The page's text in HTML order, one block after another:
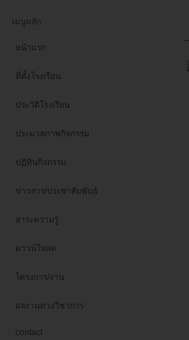
เมนูหลัก
หน้าแรก
ที่ตั้งโรงเรียน
ประวัติโรงเรียน
ประมวลภาพกิจกรรม
ปฏิทินกิจกรรม
ข่าวสาร/ประชาสัมพันธ์
สาระความรู้
ดาวน์โหลด
โครงการ/งาน
ผลงานทางวิชาการ
contact